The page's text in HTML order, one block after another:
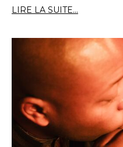
LIRE LA SUITE...